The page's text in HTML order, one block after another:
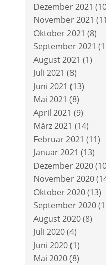
Dezember 2021
November 2021
Oktober 2021 (8)
September 2021
August 2021 (1)
Juli 2021 (8)
Juni 2021 (13)
Mai 2021 (8)
April 2021 (9)
März 2021 (14)
Februar 2021 (11)
Januar 2021 (13)
Dezember 2020
November 2020
Oktober 2020(13)
September 2020
August 2020(8)
Juli 2020(4)
Juni 2020(1)
Mai 2020(8)